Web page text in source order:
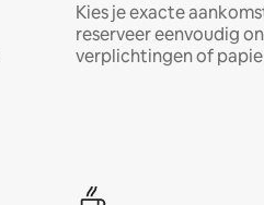
Kies je exacte
reserveer eenvoudig
verplichtingen of